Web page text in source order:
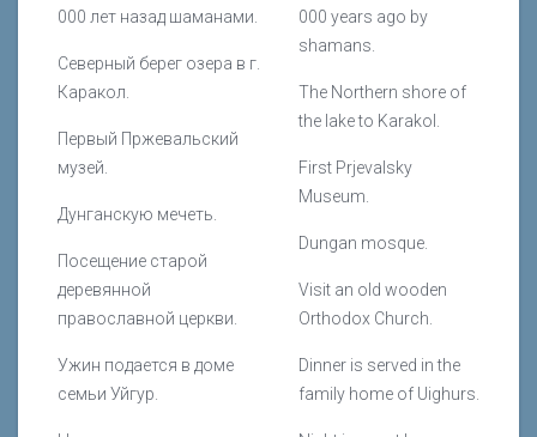
000 лет назад шаманами.
Северный берег озера в г.
Каракол.
Первый Пржевальский
музей.
Дунганскую мечеть.
Посещение старой
деревянной
православной церкви.
Ужин подается в доме
семьи Уйгур.
000 years ago by
shamans.
The Northern shore of
the lake to Karakol.
First Prjevalsky
Museum.
Dungan mosque.
Visit an old wooden
Orthodox Church.
Dinner is served in the
family home of Uighurs.